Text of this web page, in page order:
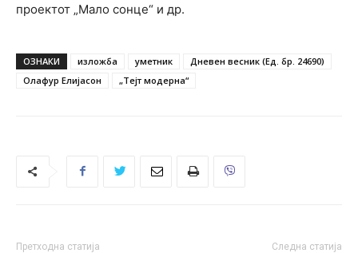
проектот „Мало сонце“ и др.
ОЗНАКИ изложба уметник
Дневен весник (Ед. бр. 24690)
Олафур Елијасон
„Тејт модерна“
Претходна статија Следна статија